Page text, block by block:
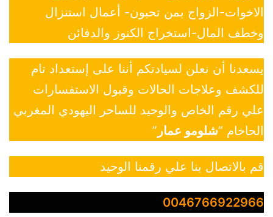
الاخوات-الزواج بمن تحبون- أعمال استنزال
وخطف المال-استخراج الكنوز والدفائن
يسعدنا أن نعلن لسيادتكم أننا على إستعداد تام
للكشف وعلاجات الحالات وقبول الاستفسارات
علي رقم الخاص والوحيد للساحر اليهودي المغربي
الحاخام “شلومو عمار ”
قم بالاتصال بنا علي رقمنا الوحيد
0046766922966